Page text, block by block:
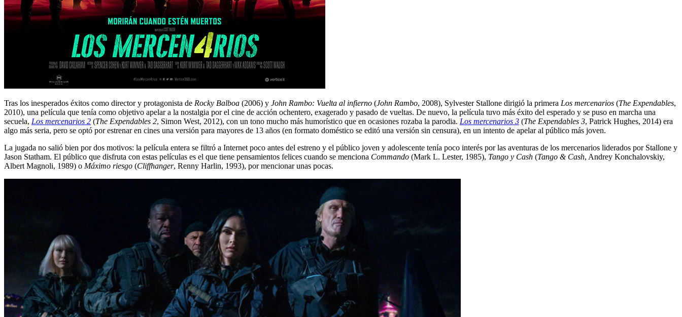
Tras los inesperados éxitos como director y protagonista de Rocky Balboa (2006) y John Rambo: Vuelta al infierno (John Rambo, 2008), Sylvester Stallone dirigió la primera Los mercenarios (The Expendables,
2010), una película que tenía como objetivo apelar a la nostalgia por el cine de acción ochentero, exagerado y pasado de vueltas. De nuevo, la película tuvo más éxito del esperado y se puso en marcha una
secuela, Los mercenarios 2 (The Expendables 2, Simon West, 2012), con un tono mucho más humorístico que en ocasiones rozaba la parodia. Los mercenarios 3 (The Expendables 3, Patrick Hughes, 2014) era
algo más seria, pero se optó por estrenar en cines una versión para mayores de 13 años (en formato doméstico se editó una versión sin censura), en un intento de apelar al público más joven.
La jugada no salió bien por dos motivos: la película entera se filtró a Internet poco antes del estreno y el público joven y adolescente tenía poco interés por las aventuras de los mercenarios liderados por Stallone y
Jason Statham. El público que disfruta con estas películas es el que tiene pensamientos felices cuando se menciona Commando (Mark L. Lester, 1985), Tango y Cash (Tango & Cash, Andrey Konchalovskiy,
Albert Magnoli, 1989) o Máximo riesgo (Cliffhanger, Renny Harlin, 1993), por mencionar unas pocas.